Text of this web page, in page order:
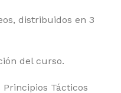
distribuidos en 3
del curso.
Tácticos